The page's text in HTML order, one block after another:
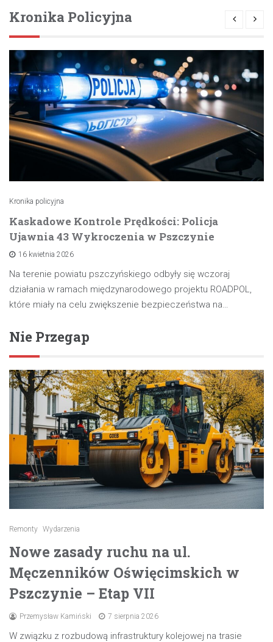
Kronika Policyjna
Kronika policyjna
Kaskadowe Kontrole Prędkości: Policja
Ujawnia 43 Wykroczenia w Pszczynie
16 kwietnia 2026
Na terenie powiatu pszczyńskiego odbyły się wczoraj
działania w ramach międzynarodowego projektu ROADPOL,
które miały na celu zwiększenie bezpieczeństwa na…
Nie Przegap
Remonty Wydarzenia
Nowe zasady ruchu na ul.
Męczenników Oświęcimskich w
Pszczynie – Etap VII
Przemysław Kamiński 7 sierpnia 2026
W związku z rozbudową infrastruktury kolejowej na trasie